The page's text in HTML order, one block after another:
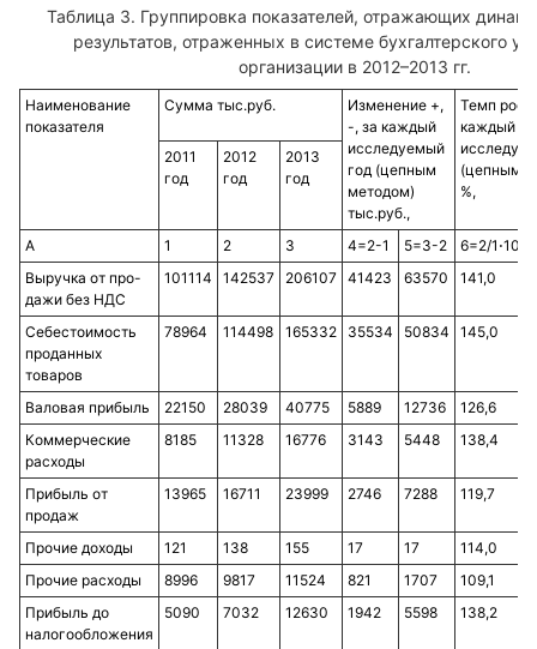
Таблица 3. Группировка показателей, отражающих
результатов, отраженных в системе бухгалтерского
организации в 2012–2013 гг.
Наименование
показателя
Сумма тыс.руб.
Изменение +,
-, за каждый
исследуемый
год (цепным
методом)
тыс.руб.,
Темп
каждый
(цепным
%,
2011
год
2012
год
2013
год
А 1 2 3 4=2-1 5=3-2
6=2/1⋅100
Выручка от про-
дажи без НДС
101114 142537 206107 41423 63570 141,0
Себестоимость
проданных
товаров
78964 114498 165332 35534 50834 145,0
Валовая прибыль 22150 28039 40775 5889 12736
126,6
Коммерческие
расходы
8185 11328 16776 3143 5448 138,4
Прибыль от
продаж
13965 16711 23999 2746 7288 119,7
Прочие доходы 121 138 155 17 17
114,0
Прочие расходы
8996 9817 11524 821 1707
109,1
Прибыль до
налогообложения
5090 7032 12630 1942 5598 138,2